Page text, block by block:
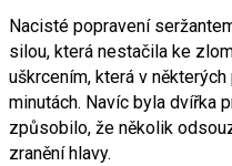
Nacisté popravení
silou, která nestačila ke
uškrcením, která v
minutách. Navíc byla dvířka
způsobilo, že několik
zranění hlavy.